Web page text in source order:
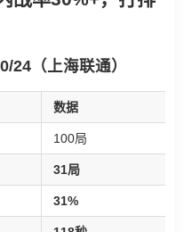
24（上海联通）
数据
100局
31局
31%